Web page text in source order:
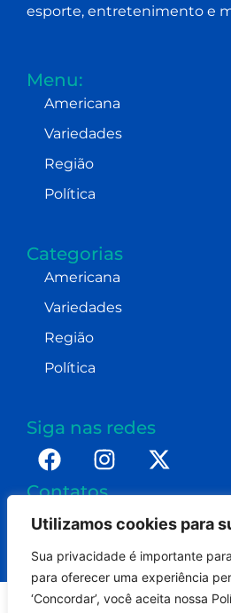
Utilizamos cookies para
Sua privacidade é importante
para oferecer uma experiência
‘Concordar’, você aceita nossa
esporte, entretenimento e
Menu:
Americana
Variedades
Região
Política
Categorias
Americana
Variedades
Região
Política
Siga nas redes
Contatos
+55 (19) 98232-0255